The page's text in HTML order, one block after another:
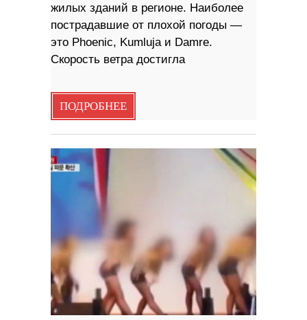
жилых зданий в регионе. Наиболее
пострадавшие от плохой погоды —
это Phoenic, Kumluja и Damre.
Скорость ветра достигла
ПОДРОБНЕЕ